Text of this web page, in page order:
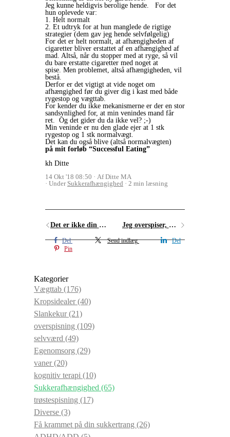
Jeg kunne heldigvis berolige hende. For det
hun oplevede var:
1. Helt normalt
2. Et udtryk for at hun manglede de rigtige
strategier (dem gav jeg hende selvfølgelig)
For det er helt normalt, at afhængigheden af
cigaretter bliver erstattet af en afhængighed af
mad. Altså, når du stopper med at ryge, så vil
du bare erstatte cigaretter med noget at
spise. Men problemet, altså afhængigheden, vil
bestå.
Derfor er det vigtigt at vide noget om
afhængighed før du giver dig i kast med både
rygestop og vægttab.
For kender du ikke mekanismerne er der en stor
sandsynlighed for, at min venindes mand får
ret. Og det gider du da ikke vel? ;-)
Min veninde er nu den glade ejer at 1 stk
rygestop og 1 stk normalvægt.
Det kan du også blive (altså normalvægten)
på mit forløb “Successful Eating”
kh Ditte
14 Okt '18 08:50
Af Ditte MA
Under Sukkerafhængighed 2 min læsning
Det er ikke din skyld, det er din hjerne Jeg overspiser, men ikke fordi jeg er ked af det
Del Send indlæg
Del
Pin
Kategorier
Vægttab (176)
Kropsidealer(40)
Slankekur(21)
overspisning (109)
selvværd (49)
Egenomsorg (29)
vaner(20)
kognitiv terapi (10)
Sukkerafhængighed (65)
trøstespisning (17)
Diverse (3)
Få krammet på din sukkertrang (26)